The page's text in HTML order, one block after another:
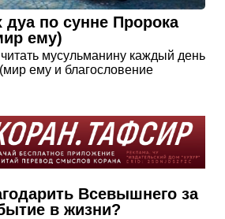
по сунне Пророка
ему)
читать мусульманину каждый день
ему и благословение
Всевышнего за
в жизни?